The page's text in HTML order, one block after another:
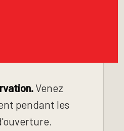
Venez
pendant les